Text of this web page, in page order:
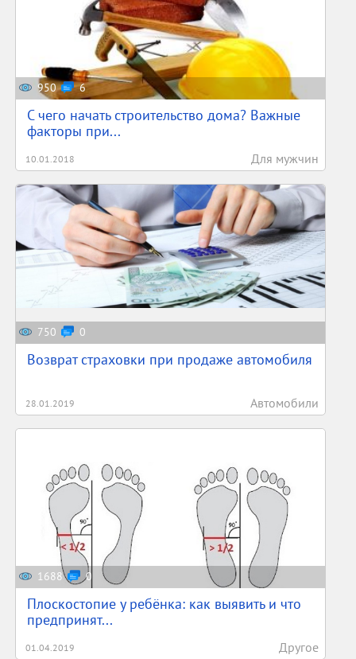
950 6
С чего начать строительство дома? Важные
факторы при...
10.01.2018 Для мужчин
750 0
Возврат страховки при продаже автомобиля
28.01.2019 Автомобили
1688 0
Плоскостопие у ребёнка: как выявить и что
предпринят...
01.04.2019 Другое